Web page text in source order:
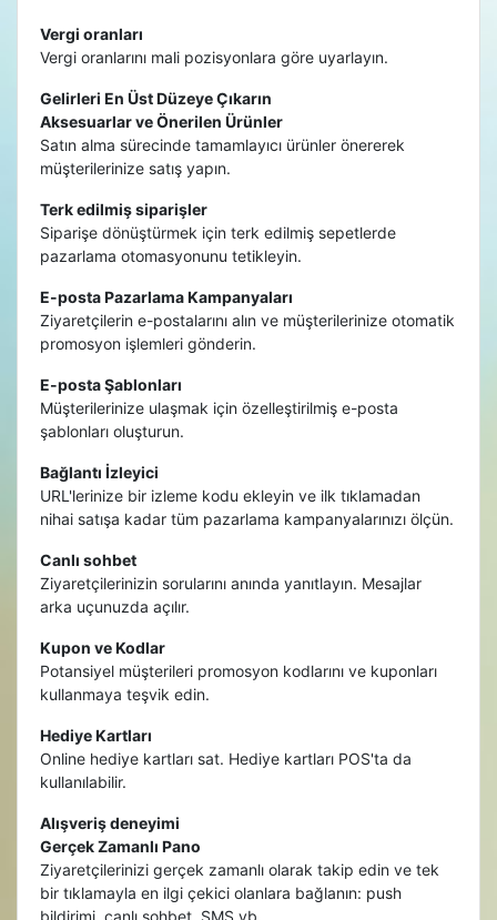
Vergi oranları
Vergi oranlarını mali pozisyonlara göre uyarlayın.
Gelirleri En Üst Düzeye Çıkarın
Aksesuarlar ve Önerilen Ürünler
Satın alma sürecinde tamamlayıcı ürünler önererek
müşterilerinize satış yapın.
Terk edilmiş siparişler
Siparişe dönüştürmek için terk edilmiş sepetlerde
pazarlama otomasyonunu tetikleyin.
E-posta Pazarlama Kampanyaları
Ziyaretçilerin e-postalarını alın ve müşterilerinize otomatik
promosyon işlemleri gönderin.
E-posta Şablonları
Müşterilerinize ulaşmak için özelleştirilmiş e-posta
şablonları oluşturun.
Bağlantı İzleyici
URL'lerinize bir izleme kodu ekleyin ve ilk tıklamadan
nihai satışa kadar tüm pazarlama kampanyalarınızı ölçün.
Canlı sohbet
Ziyaretçilerinizin sorularını anında yanıtlayın. Mesajlar
arka uçunuzda açılır.
Kupon ve Kodlar
Potansiyel müşterileri promosyon kodlarını ve kuponları
kullanmaya teşvik edin.
Hediye Kartları
Online hediye kartları sat. Hediye kartları POS'ta da
kullanılabilir.
Alışveriş deneyimi
Gerçek Zamanlı Pano
Ziyaretçilerinizi gerçek zamanlı olarak takip edin ve tek
bir tıklamayla en ilgi çekici olanlara bağlanın: push
bildirimi, canlı sohbet, SMS vb.